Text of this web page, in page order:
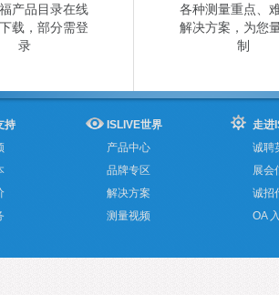
产品目录在线
载，部分需登
录
各种测量重点、
解决方案，为您
制
持
ISLIVE世界
产品中心
品牌专区
解决方案
测量视频
走进
诚聘
展会
诚招
OA